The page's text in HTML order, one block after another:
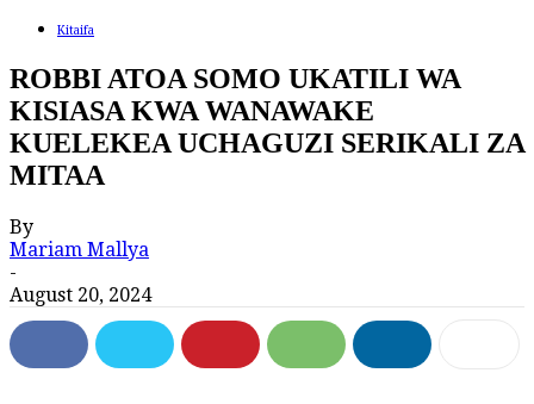
Kitaifa
ROBBI ATOA SOMO UKATILI WA
KISIASA KWA WANAWAKE
KUELEKEA UCHAGUZI SERIKALI ZA
MITAA
By
Mariam Mallya
-
August 20, 2024